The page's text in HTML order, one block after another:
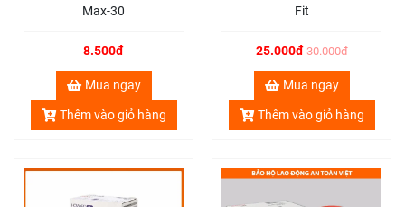
Max-30
8.500đ
Mua ngay
Thêm vào giỏ hàng
Fit
25.000đ 30.000đ
Mua ngay
Thêm vào giỏ hàng